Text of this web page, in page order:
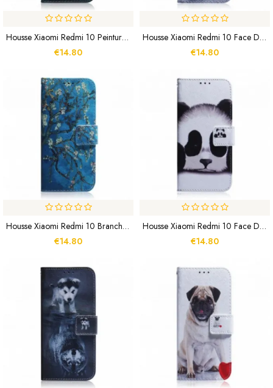
Housse Xiaomi Redmi 10 Peinture De Hiboux
€14.80
Housse Xiaomi Redmi 10 Face De Tigre
€14.80
Housse Xiaomi Redmi 10 Branche D'Arbre Fleuri
€14.80
Housse Xiaomi Redmi 10 Face De Panda
€14.80